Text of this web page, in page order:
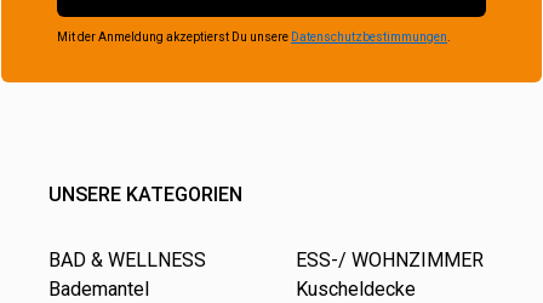
Mit der Anmeldung akzeptierst Du unsere Datenschutzbestimmungen
UNSERE KATEGORIEN
BAD & WELLNESS
Bademantel
ESS-/ WOHNZIMMER
Kuscheldecke